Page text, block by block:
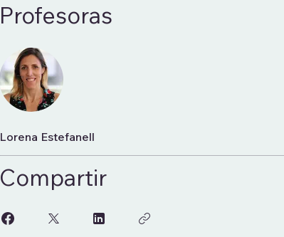
Profesoras
Lorena Estefanell
Compartir